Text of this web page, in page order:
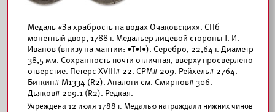
Медаль «За храбрость на водах Очаковских». СПб
монетный двор, 1788 г. Медальер лицевой стороны Т. И.
Иванов (внизу на мантии: •Т•I•). Серебро, 22,64 г. Диаметр
38,5 мм. Сохранность почти отличная, вверху просверлено
отверстие. Петерс XVIII# 22. СРМ# 209. Рейхель# 2764.
Биткин# М1334 (R2). Аналоги см. Смирнов#306.
Дьяков# 209.1 (R2). Редкая.
Учреждена 12 июля 1788 г. Медалью награждали нижних чинов